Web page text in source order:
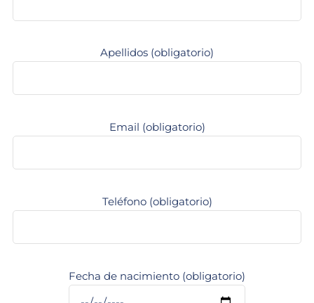
Apellidos (obligatorio)
Email (obligatorio)
Teléfono (obligatorio)
Fecha de nacimiento (obligatorio)